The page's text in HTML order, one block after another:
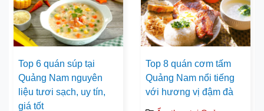
Top 6 quán súp tại
Quảng Nam nguyên
liệu tươi sạch, uy tín,
giá tốt
Top 8 quán cơm tấm
Quảng Nam nổi tiếng
với hương vị đậm đà